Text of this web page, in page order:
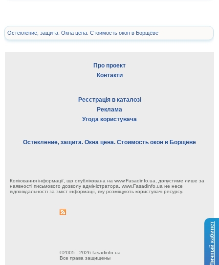
Личный кабинет
Остекление, защита. Окна цена. Стоимость окон в Борщёве
Про проект
Контакти
Реєстрація в каталозі
Реклама
Угода користувача
Остекление, защита. Окна цена. Стоимость окон в Борщёве
Копіювання інформації, що опублікована на www.Fasadinfo.ua, допустиме лише за
наявності письмового дозволу адміністратора. www.Fasadinfo.ua не несе
відповідальності за зміст інформації, яку розміщують користувачі ресурсу.
©2005 - 2026 fasadinfo.ua
Все права защищены